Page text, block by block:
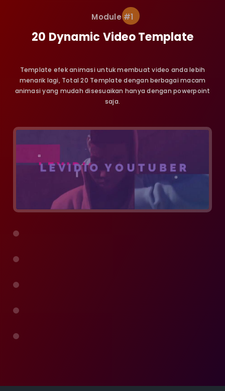
Module #1
20 Dynamic Video Template
Template efek animasi untuk membuat video anda lebih
menarik lagi, Total 20 Template dengan berbagai macam
animasi yang mudah disesuaikan hanya dengan powerpoint
saja.